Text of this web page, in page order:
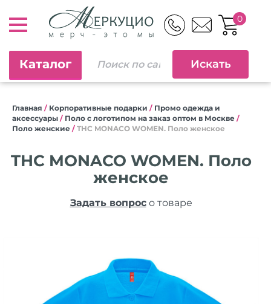
0
Каталог
Главная / Корпоративные подарки / Промо одежда и
аксессуары / Поло с логотипом на заказ оптом в Москве /
Поло женские / THC MONACO WOMEN. Поло женское
THC MONACO WOMEN. Поло
женское
Задать вопросо товаре